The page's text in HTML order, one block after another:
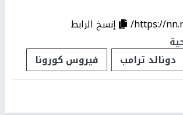
https://
إنسخ الرابط
دونالد ترامب فيروس كورونا